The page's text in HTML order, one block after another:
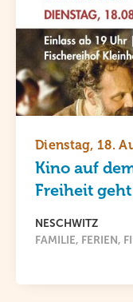
Dienstag, 18.
Kino auf
Freiheit
NESCHWITZ
FAMILIE FERIEN